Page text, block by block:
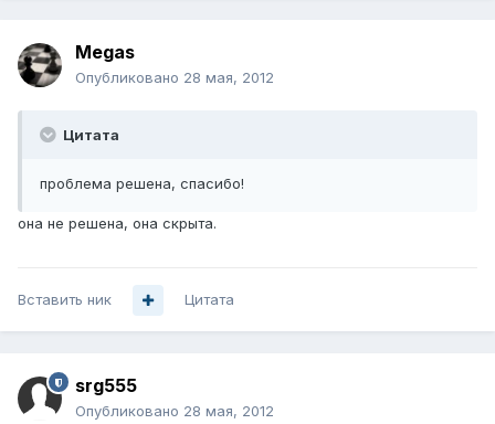
Megas
Опубликовано 28 мая, 2012
Цитата
проблема решена, спасибо!
она не решена, она скрыта.
Вставить ник Цитата
srg555
Опубликовано 28 мая, 2012